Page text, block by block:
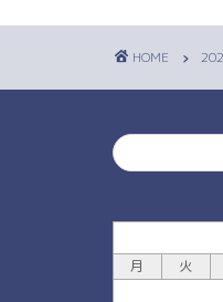
HOME
月
火